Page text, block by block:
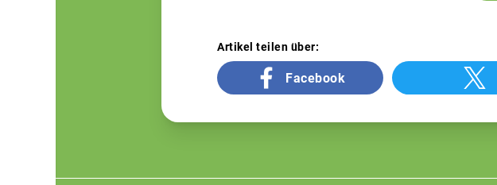
Artikel teilen über:
Facebook